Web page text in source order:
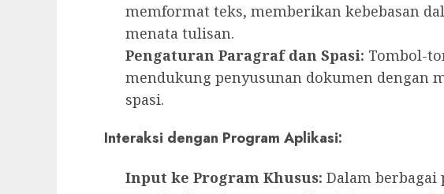
memformat teks, memberikan kebebasan
menata tulisan.
Pengaturan Paragraf dan Spasi: Tombol-
mendukung penyusunan dokumen dengan
spasi.
Interaksi dengan Program Aplikasi:
Input ke Program Khusus: Dalam